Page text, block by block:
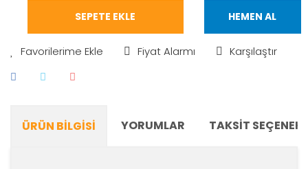
SEPETE EKLE HEMEN AL
Fiyat Alarmı Karşılaştır
ÜRÜN BILGISI YORUMLAR TAKSIT